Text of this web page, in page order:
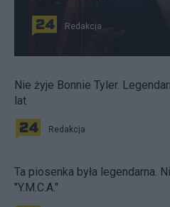
Redakcja
Nie żyje Bonnie Tyler.
lat
Redakcja
Ta piosenka była legendarna.
"Y.M.C.A."